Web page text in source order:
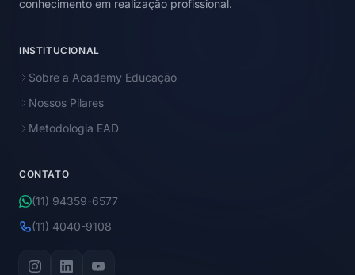
conhecimento em realização profissional.
INSTITUCIONAL
Sobre a Academy Educação
Nossos Pilares
Metodologia EAD
CONTATO
(11) 94359-6577
(11) 4040-9108